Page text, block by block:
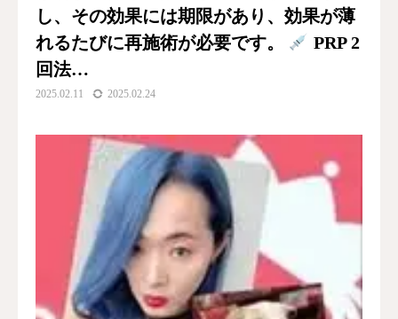
し、その効果には期限があり、効果が薄
れるたびに再施術が必要です。
PRP 2
回法…
2025.02.11 2025.02.24
ヒメクリニック通信
ニュース
診察予約